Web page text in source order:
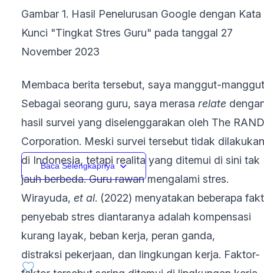
Gambar 1. Hasil Penelurusan Google dengan Kata
Kunci "Tingkat Stres Guru" pada tanggal 27
November 2023
Membaca berita tersebut, saya manggut-
Sebagai seorang guru, saya merasa relate
hasil survei yang diselenggarakan oleh The RAND
Corporation. Meski survei tersebut tidak dilakukan
di Indonesia, tetapi realita yang ditemui di sini tak
jauh berbeda. Guru rawan mengalami stres.
Wirayuda, et al. (2022) menyatakan beberapa
penyebab stres diantaranya adalah kompensasi
kurang layak, beban kerja, peran ganda,
distraksi pekerjaan, dan lingkungan kerja. Faktor-
Baca Selengkapnya